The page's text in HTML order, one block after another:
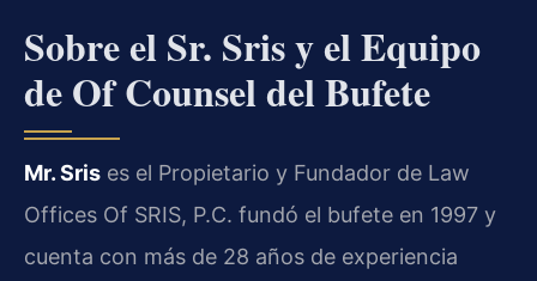
Sobre el Sr. Sris y el Equipo
de Of Counsel del Bufete
Mr. Sris es el Propietario y Fundador de Law
Offices Of SRIS, P.C. fundó el bufete en 1997 y
cuenta con más de 28 años de experiencia